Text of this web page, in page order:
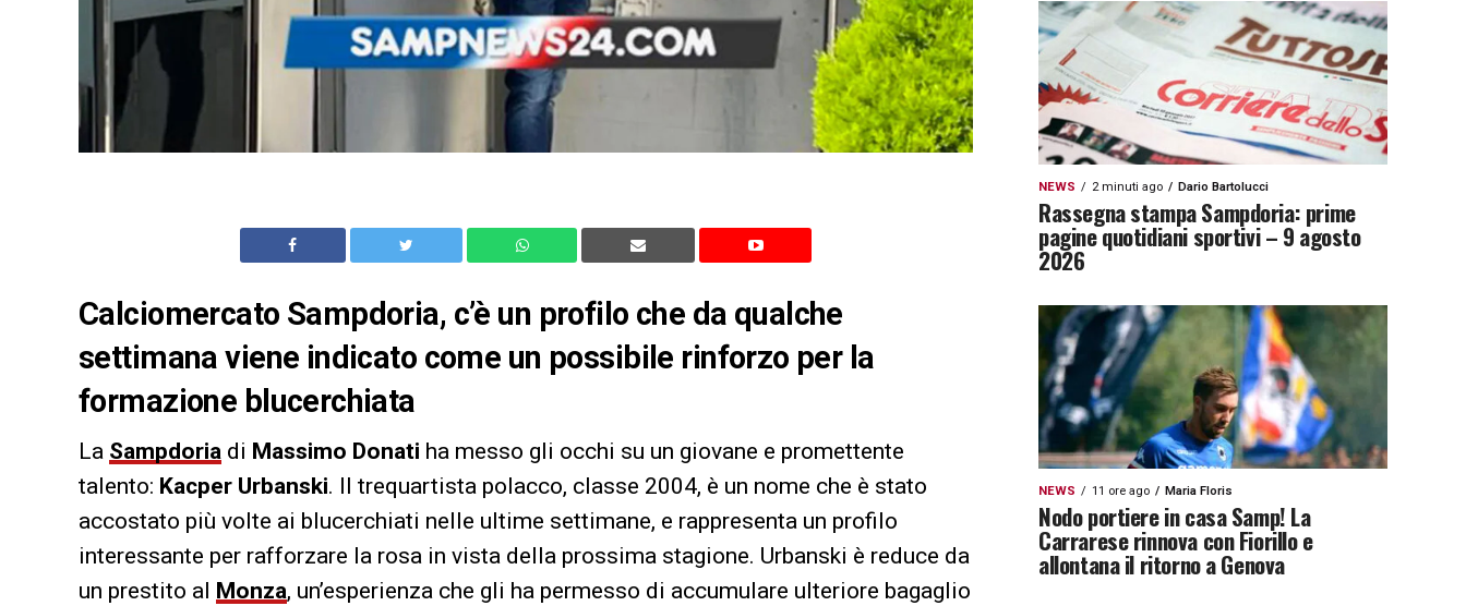
Calciomercato Sampdoria, c’è un profilo che da qualche
settimana viene indicato come un possibile rinforzo per la
formazione blucerchiata
La Sampdoria di Massimo Donati ha messo gli occhi su un giovane e promettente
talento: Kacper Urbanski. Il trequartista polacco, classe 2004, è un nome che è stato
accostato più volte ai blucerchiati nelle ultime settimane, e rappresenta un profilo
interessante per rafforzare la rosa in vista della prossima stagione. Urbanski è reduce da
un prestito al Monza, un’esperienza che gli ha permesso di accumulare ulteriore bagaglio
NEWS 2 minuti ago Dario Bartolucci
Rassegna stampa Sampdoria: prime
pagine quotidiani sportivi – 9 agosto
2026
NEWS 11 ore ago Maria Floris
Nodo portiere in casa Samp! La
Carrarese rinnova con Fiorillo e
allontana il ritorno a Genova